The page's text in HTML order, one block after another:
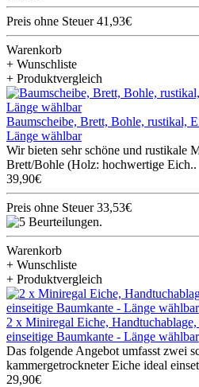
Preis ohne Steuer 41,93€
Warenkorb
+ Wunschliste
+ Produktvergleich
Baumscheibe, Brett, Bohle, rustikal,
Länge wählbar
Wir bieten sehr schöne und rustikale
Brett/Bohle (Holz: hochwertige Eich..
39,90€
Preis ohne Steuer 33,53€
Warenkorb
+ Wunschliste
+ Produktvergleich
2 x Miniregal Eiche,
einseitige Baumkante - Länge wählbar
Das folgende Angebot umfasst zwei
kammergetrockneter Eiche ideal
29,90€